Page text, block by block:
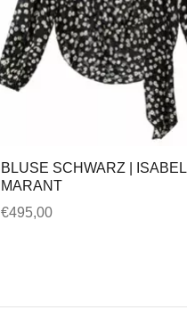
BLUSE SCHWARZ | ISABEL
MARANT
€495,00